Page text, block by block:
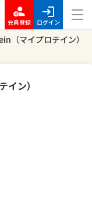
会員登録 ログイン
（マイプロテイン）
ン）